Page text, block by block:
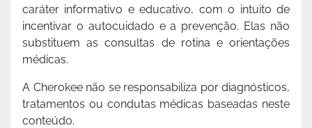
caráter informativo e educativo, com o intuito de
incentivar o autocuidado e a prevenção. Elas não
substituem as consultas de rotina e orientações
médicas.
A Cherokee não se responsabiliza por diagnósticos,
tratamentos ou condutas médicas baseadas neste
conteúdo.